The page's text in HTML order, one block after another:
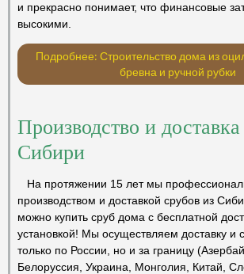
и прекрасно понимает, что финансовые
высокими.
Подробнее: Строительство дома из
бревна и ручной рубки
Производство и
Сибири
На протяжении 15 лет мы
производством и доставкой срубов из
можно купить сруб дома с бесплатной
установкой! Мы осуществляем доставку и
только по России, но и за границу
Белоруссия, Украина, Монголия, Китай,